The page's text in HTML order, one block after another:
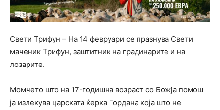
Свети Трифун – На 14 февруари се празнува Свети
маченик Трифун, заштитник на градинарите и на
лозарите.
Момчето што на 17-годишна возраст со Божја помош
ја излекува царската ќерка Гордана која што не